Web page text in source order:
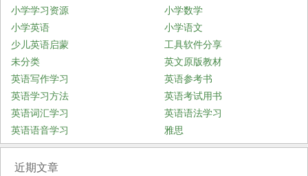
小学学习资源
小学数学
小学英语
小学语文
少儿英语启蒙
工具软件分享
未分类
英文原版教材
英语写作学习
英语参考书
英语学习方法
英语考试用书
英语词汇学习
英语语法学习
英语语音学习
雅思
近期文章